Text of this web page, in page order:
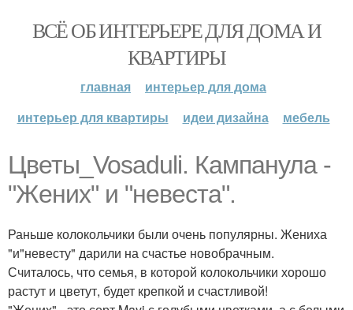
ВСЁ ОБ ИНТЕРЬЕРЕ ДЛЯ ДОМА И
КВАРТИРЫ
главная
интерьер для дома
интерьер для квартиры
идеи дизайна мебель
Цветы_Vosaduli. Кампанула -
"Жених" и "невеста".
Раньше колокольчики были очень популярны. Жениха
"и"невесту" дарили на счастье новобрачным.
Считалось, что семья, в которой колокольчики хорошо
растут и цветут, будет крепкой и счастливой!